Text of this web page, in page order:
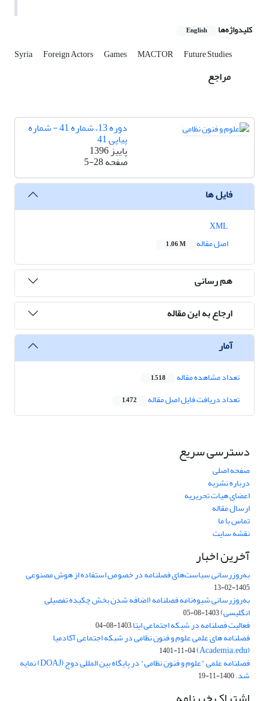
کلیدواژه‌ها English
Syria Foreign Actors Games MACTOR Future Studies
مراجع
دوره 13، شماره 41 - شماره
پیاپی 41
پاییز 1396
صفحه5-28
فایل ها
اصل مقاله
1.06 M
هم رسانی
ارجاع به این مقاله
آمار
تعداد مشاهده مقاله 1,518
تعداد دریافت فایل اصل مقاله 1,472
دسترسی سریع
صفحه اصلی
درباره نشریه
اعضای هیات تحریریه
ارسال مقاله
تماس با ما
نقشه سایت
آخرین اخبار
به‌روزرسانی سیاست‌های فصلنامه در خصوص استفاده از هوش مصنوعی
1405-02-13
به‌روزرسانی شیوه‌نامه فصلنامه (اضافه شدن بخش چکیده تفصیلی
انگلیسی)1403-08-05
فعالیت فصلنامه در شبکه اجتماعی ایتا1403-08-04
فصلنامه های علمی علوم و فنون نظامی در شبکه اجتماعی آکادمیا
(Academia.edu)
1401-11-04
فصلنامه علمی "علوم و فنون نظامی" در پایگاه بین المللی دوج (DOAJ) نمایه
شد.1400-11-19